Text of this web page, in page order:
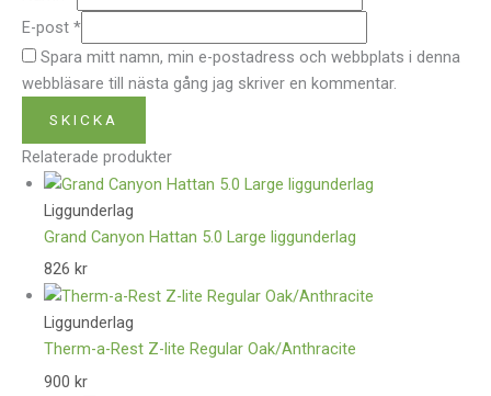
E-post *
Spara mitt namn, min e-postadress och webbplats i denna
webbläsare till nästa gång jag skriver en kommentar.
Relaterade produkter
Liggunderlag
Grand Canyon Hattan 5.0 Large liggunderlag
826 kr
Liggunderlag
Therm-a-Rest Z-lite Regular Oak/Anthracite
900 kr